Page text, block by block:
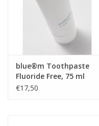
blue®m Toothpaste
Fluoride Free, 75 ml
€17,50